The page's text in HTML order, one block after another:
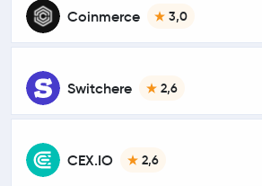
Coinmerce 3,0
Switchere 2,6
CEX.IO 2,6